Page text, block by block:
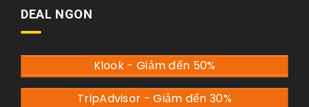
DEAL NGON
Klook - Giảm đến 50%
TripAdvisor - Giảm đến 30%